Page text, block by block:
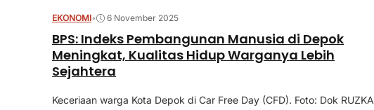
EKONOMI• 6 November 2025
BPS: Indeks Pembangunan Manusia di Depok
Meningkat, Kualitas Hidup Warganya Lebih
Sejahtera
Keceriaan warga Kota Depok di Car Free Day (CFD). Foto: Dok RUZKA